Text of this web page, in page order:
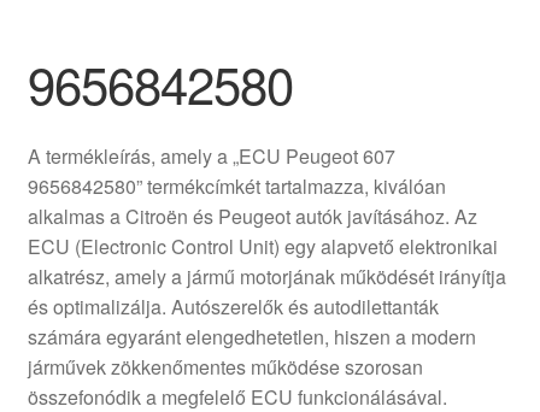
Adatvédelmi irányelvek
Felhasználási feltételek
Kifizetések
Panasz
Panaszkezelési szabályzat
Pénztár
9656842580
A termékleírás, amely a „ECU Peugeot 607
9656842580” termékcímkét tartalmazza, kiválóan
alkalmas a Citroën és Peugeot autók javításához. Az
ECU (Electronic Control Unit) egy alapvető elektronikai
alkatrész, amely a jármű motorjának működését irányítja
és optimalizálja. Autószerelők és autodilettanták
számára egyaránt elengedhetetlen, hiszen a modern
járművek zökkenőmentes működése szorosan
összefonódik a megfelelő ECU funkcionálásával.